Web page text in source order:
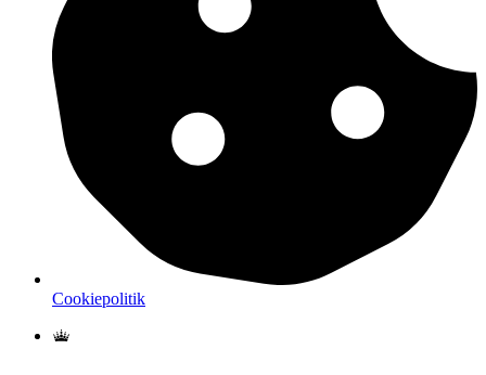
Cookiepolitik